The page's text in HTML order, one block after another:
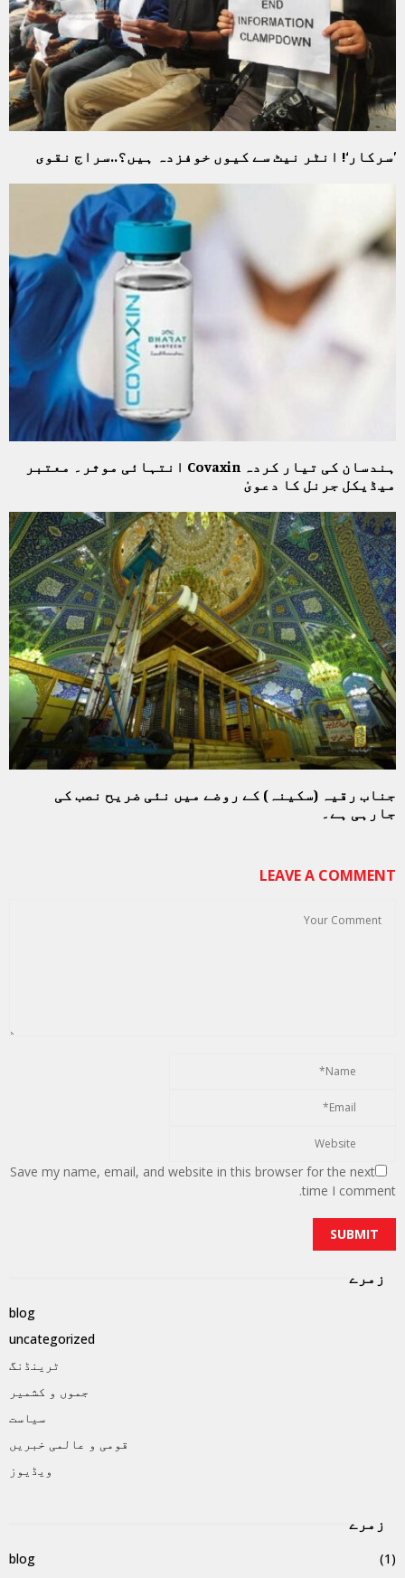
’سرکار‘! انٹر نیٹ سے کیوں خوفزدہ ہیں؟..سراج نقوی
ہندسان کی تیار کردہ Covaxin انتہائی موثر۔ معتبر
میڈیکل جرنل کا دعویٰ
جناب رقیہ (سکینہ) کے روضے میں نئی ضریح نصب کی
جارہی ہے۔
LEAVE A COMMENT
Save my name, email, and website in this browser for the next
time I comment.
زمرے
blog
uncategorized
ٹرینڈنگ
جموں و کشمیر
سیاست
قومی و عالمی خبریں
ویڈیوز
زمرے
blog
(1)